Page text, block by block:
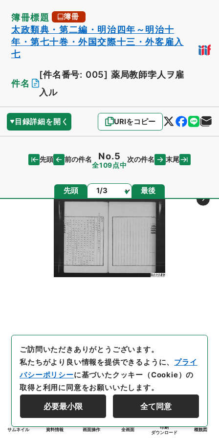
簿冊標題 簿冊
太政類典・第二編・明治四年～明治十
年・第七十巻・外国交際十三・外客雇入
七
件名
[件名番号: 005] 薬局教師孛人ヲ雇
入ル
目録詳細を開く URIをコピー
先頭 前の件名 No.5
全109点中
次の件名 末尾
先頭 ページ 最後
サムネイル 資料情報 画面操作 全画面
印刷
ダウンロード
概観図
ご訪問いただきありがとうございます。
私たちがより良い情報を提供できるように、 プライ
バシーポリシーに基づいたクッキー（Cookie）の
取得と利用に同意をお願いいたします。
必要最小限 全て同意